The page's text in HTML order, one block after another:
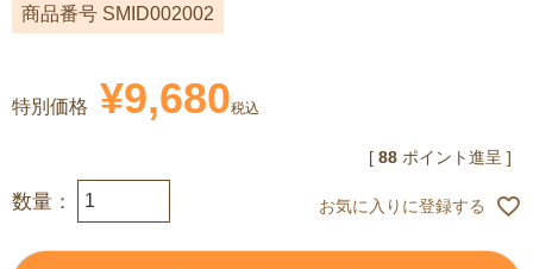
商品番号 SMID002002
特別価格 ¥9,680税込
[ 88 ポイント進呈 ]
お気に入りに登録する